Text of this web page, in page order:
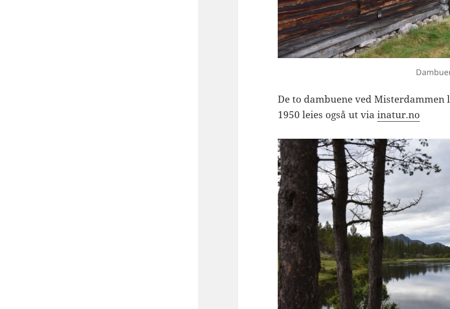
De to dambuene ved Misterdammen
1950 leies også ut viainatur.no